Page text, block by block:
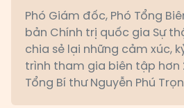
Phó Giám đốc, Phó Tổng
bản Chính trị quốc gia Sự
chia sẻ lại những cảm xúc,
trình tham gia biên tập hơn
Tổng Bí thư Nguyễn Phú